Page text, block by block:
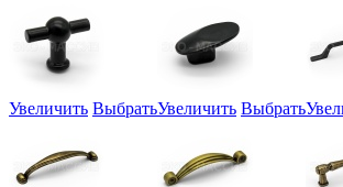
Увеличить ВыбратьУвеличить Выбрать